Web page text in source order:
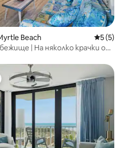
Beach Средна
5 (5)
| На няколко крачки от
гостите